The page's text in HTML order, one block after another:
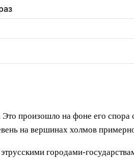
произошло на фоне его
на вершинах холмов
городами-